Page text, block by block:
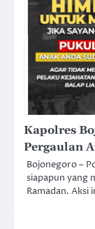
Kapolres
Pergaulan
Bojonegoro –
siapapun yang
Ramadan. Aksi